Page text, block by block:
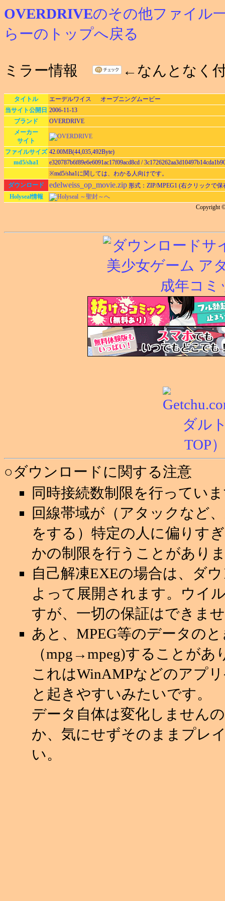
OVERDRIVEのその他ファイル
らーのトップへ戻る
ミラー情報 ←なんとなく
タイトル
エーデルワイス オープニングムービー
当サイト公開日 2006-11-13
ブランド
OVERDRIVE
メーカー
サイト
ファイルサイズ 42.00MB(44,035,492Byte)
md5/sha1
e320787b6f89e6e6091ac17f09acd8cd /
※md5/sha1に関しては、わかる人向けです。
ダウンロード
edelweiss_op_movie.zip 形式：ZIP/MPEG1 (右クリックで
Holyseal情報
Holyseal ～聖封～へ
Copyright
○ダウンロードに関する注意
同時接続数制限を行ってい
回線帯域が（アタックなど
をする）特定の人に偏りす
かの制限を行うことがあり
自己解凍EXEの場合は、ダ
よって展開されます。ウイ
すが、一切の保証はできま
あと、MPEG等のデータの
（mpg→mpeg)することがあ
これはWinAMPなどのアプ
と起きやすいみたいです。
データ自体は変化しません
か、気にせずそのままプレ
い。